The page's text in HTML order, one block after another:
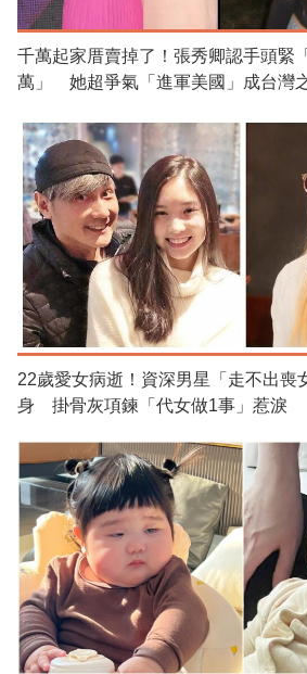
千萬起家厝賣掉了！張秀卿認手頭緊
萬」 她超爭氣「進軍美國」成台灣
22歲愛女病逝！資深男星「走不出喪
身 掛骨灰項鍊「代女做1事」惹淚